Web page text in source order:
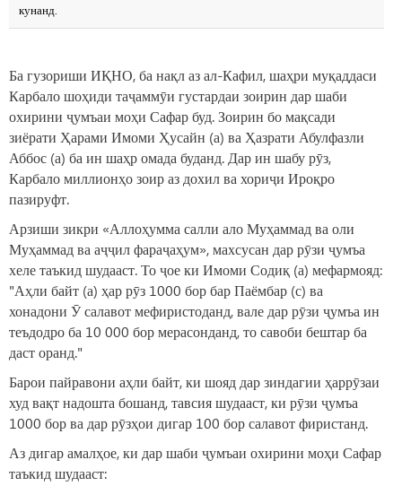
кунанд.
Ба гузориши ИҚНО, ба нақл аз ал-Кафил, шаҳри муқаддаси
Карбало шоҳиди таҷаммӯи густардаи зоирин дар шаби
охирини ҷумъаи моҳи Сафар буд. Зоирин бо мақсади
зиёрати Ҳарами Имоми Ҳусайн (а) ва Ҳазрати Абулфазли
Аббос (а) ба ин шаҳр омада буданд. Дар ин шабу рӯз,
Карбало миллионҳо зоир аз дохил ва хориҷи Ироқро
пазируфт.
Арзиши зикри «Аллоҳумма салли ало Муҳаммад ва оли
Муҳаммад ва аҷҷил фараҷаҳум», махсусан дар рӯзи ҷумъа
хеле таъкид шудааст. То ҷое ки Имоми Содиқ (а) мефармояд:
"Аҳли байт (а) ҳар рӯз 1000 бор бар Паёмбар (с) ва
хонадони Ӯ салавот мефиристоданд, вале дар рӯзи ҷумъа ин
теъдодро ба 10 000 бор мерасонданд, то савоби бештар ба
даст оранд."
Барои пайравони аҳли байт, ки шояд дар зиндагии ҳаррӯзаи
худ вақт надошта бошанд, тавсия шудааст, ки рӯзи ҷумъа
1000 бор ва дар рӯзҳои дигар 100 бор салавот фиристанд.
Аз дигар амалҳое, ки дар шаби ҷумъаи охирини моҳи Сафар
таъкид шудааст: